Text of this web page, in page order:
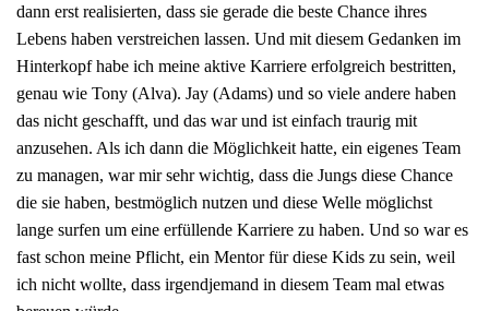
dann erst realisierten, dass sie gerade die beste Chance ihres
Lebens haben verstreichen lassen. Und mit diesem Gedanken im
Hinterkopf habe ich meine aktive Karriere erfolgreich bestritten,
genau wie Tony (Alva). Jay (Adams) und so viele andere haben
das nicht geschafft, und das war und ist einfach traurig mit
anzusehen. Als ich dann die Möglichkeit hatte, ein eigenes Team
zu managen, war mir sehr wichtig, dass die Jungs diese Chance
die sie haben, bestmöglich nutzen und diese Welle möglichst
lange surfen um eine erfüllende Karriere zu haben. Und so war es
fast schon meine Pflicht, ein Mentor für diese Kids zu sein, weil
ich nicht wollte, dass irgendjemand in diesem Team mal etwas